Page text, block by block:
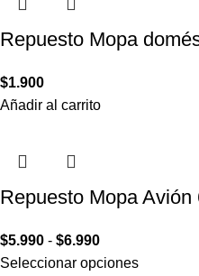
Repuesto Mopa
$1.900
Añadir al carrito
Repuesto Mopa
$5.990 - $6.990
Seleccionar opciones